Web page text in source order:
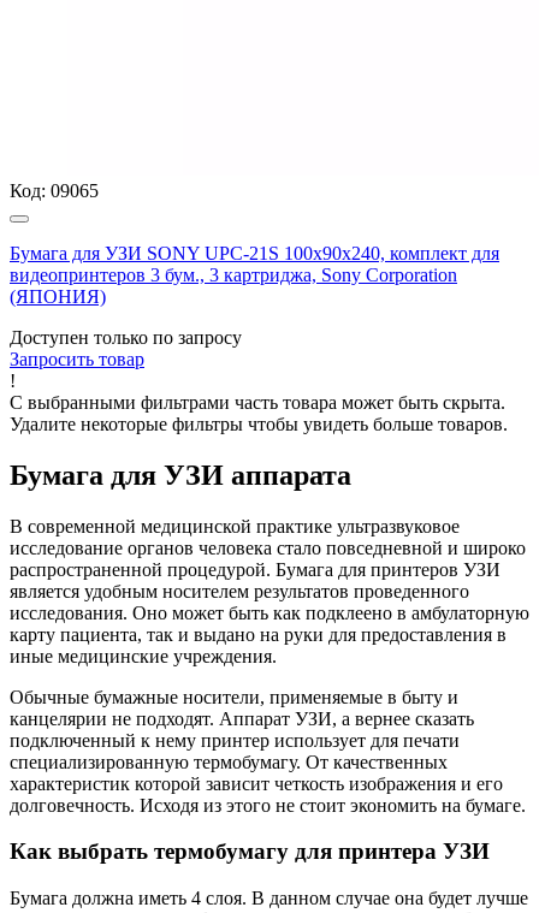
Код: 09065
Бумага для УЗИ SONY UPC-21S 100х90х240, комплект для
видеопринтеров 3 бум., 3 картриджа, Sony Corporation
(ЯПОНИЯ)
Доступен только по запросу
Запросить товар
!
С выбранными фильтрами часть товара может быть скрыта.
Удалите некоторые фильтры чтобы увидеть больше товаров.
Бумага для УЗИ аппарата
В современной медицинской практике ультразвуковое
исследование органов человека стало повседневной и широко
распространенной процедурой. Бумага для принтеров УЗИ
является удобным носителем результатов проведенного
исследования. Оно может быть как подклеено в амбулаторную
карту пациента, так и выдано на руки для предоставления в
иные медицинские учреждения.
Обычные бумажные носители, применяемые в быту и
канцелярии не подходят. Аппарат УЗИ, а вернее сказать
подключенный к нему принтер использует для печати
специализированную термобумагу. От качественных
характеристик которой зависит четкость изображения и его
долговечность. Исходя из этого не стоит экономить на бумаге.
Как выбрать термобумагу для принтера УЗИ
Бумага должна иметь 4 слоя. В данном случае она будет лучше